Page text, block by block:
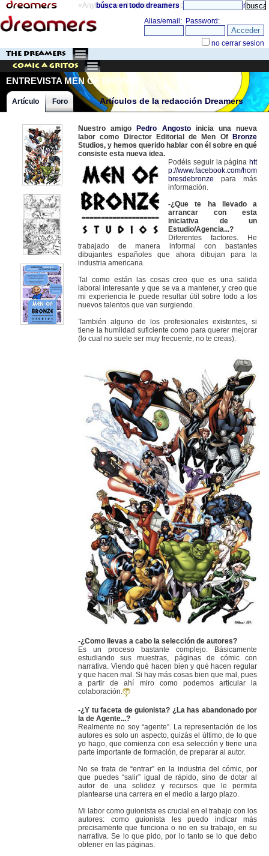
«Anything can happen and it probably will» directorio
búsca en todo dreamers
THE DREAMERS
Comic a Gritos
ENTREVISTA MEN OF BRONZE
STUDIOS
Artículos de la redacción Dreamers
Artículo Foro
Nuestro amigo Pedro Angostoinicia una nueva
labor como Director Editorial de Men Of
Bronze
Studios, y hemos querido hablar con él sobre en qué
consiste esta nueva idea.
Podéis seguir la página htt
p://www.facebook.com/hom
bresdebronze para más
información.
-¿Que te ha llevado a
arrancar con esta
iniciativa de un
Estudio/Agencia...?
Diferentes factores. He
trabajado de manera informal con bastantes
dibujantes españoles que ahora dibujan para la
industria americana.
Tal como están las cosas creo que es una salida
laboral interesante y que se va a mantener, y creo que
mi experiencia le puede resultar útil sobre todo a los
nuevos talentos que van surgiendo.
También alguno de los profesionales existentes, si
tiene la humildad suficiente como para querer mejorar
(lo cual no suele ser muy frecuente, no te creas).
-¿Como llevas a cabo la selección de autores?
Es un proceso bastante complejo. Básicamente
estudiando sus muestras, páginas de cómic con
narrativa. Viendo qué hacen bien y qué hacen regular
y que hacen mal. Si hay más cosas bien que mal, pues
a partir de ahí miro como podemos articular la
colaboración.
-¿Y tu faceta de guionista? ¿La has abandonado por
la de Agente...?
Realmente no soy “agente”. La representación de los
autores es solo un aspecto, quizás el último, de lo que
yo hago, que comienza con esa selección y tiene una
parte importante de formación, de preparar al autor.
No se trata de “entrar” en la industria del cómic, por
que puedes “salir” igual de rápido, sino de dotar al
autor de una solidez y recursos que le permita
plantearse una carrera en el medio a largo plazo.
Mi labor como guionista es crucial en el trabajo con los
autores: como guionista les puedo indicar más
precisamente que funciona o no en su trabajo, en su
narrativa. Se lo que pido, por lo tanto se lo que debo
obtener en las páginas.